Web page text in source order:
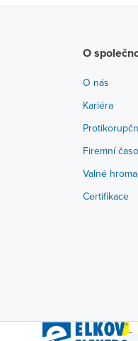
O
O nás
Kariéra
Firemní
Valné
Certifikace